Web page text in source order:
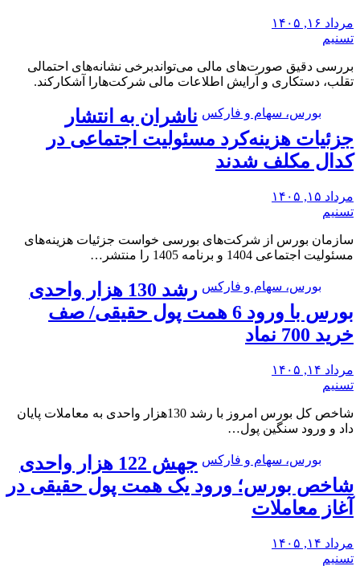
مرداد ۱۶, ۱۴۰۵
تسنیم
بررسی دقیق صورت‌های مالی می‌تواندبرخی نشانه‌های احتمالی
تقلب، دستکاری و آرایش اطلاعات مالی شرکت‌هارا آشکارکند.
بورس، سهام و فارکس ناشران به انتشار
جزئیات هزینه‌کرد مسئولیت اجتماعی در
کدال مکلف شدند
مرداد ۱۵, ۱۴۰۵
تسنیم
سازمان بورس از شرکت‌های بورسی خواست جزئیات هزینه‌های
مسئولیت اجتماعی 1404 و برنامه 1405 را منتشر…
بورس، سهام و فارکس
رشد 130 هزار واحدی
بورس با ورود 6 همت پول حقیقی/ صف
خرید 700 نماد
مرداد ۱۴, ۱۴۰۵
تسنیم
شاخص کل بورس امروز با رشد 130هزار واحدی به معاملات پایان
داد و ورود سنگین پول…
بورس، سهام و فارکس
جهش 122 هزار واحدی
شاخص بورس؛ ورود یک همت پول حقیقی در
آغاز معاملات
مرداد ۱۴, ۱۴۰۵
تسنیم